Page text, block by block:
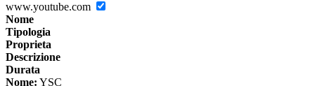
www.youtube.com
Nome
Tipologia
Proprieta
Descrizione
Durata
Nome: YSC